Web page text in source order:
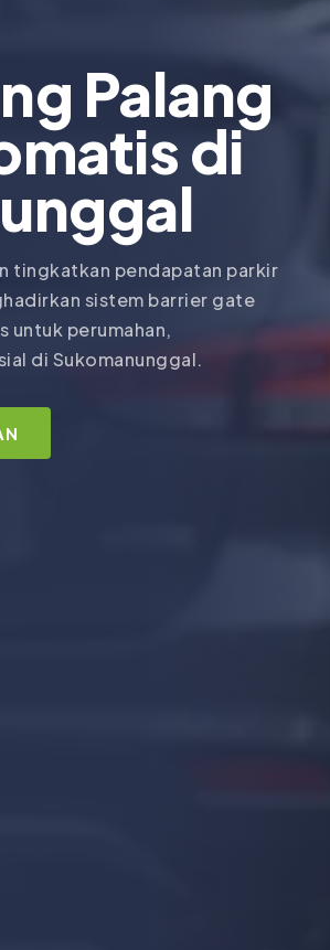
Palang
di
tingkatkan pendapatan parkir
sistem barrier gate
untuk perumahan,
di Sukomanunggal.